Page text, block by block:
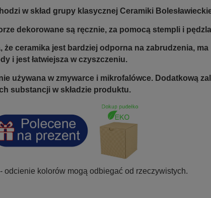
w skład grupy klasycznej Ceramiki
dekorowane są ręcznie, za pomocą stempli i
że ceramika jest bardziej odporna na zabrudzenia, ma
i jest łatwiejsza w czyszczeniu.
używana w zmywarce i mikrofalówce. Dodatkową
substancji w składzie produktu.
odcienie kolorów mogą odbiegać od rzeczywistych.